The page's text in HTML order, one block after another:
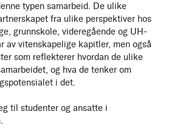
typen samarbeid. De ulike
fra ulike perspektiver hos
grunnskole, videregående og UH-
av vitenskapelige kapitler, men også
som reflekterer hvordan de ulike
og hva de tenker om
i det.
til studenter og ansatte i